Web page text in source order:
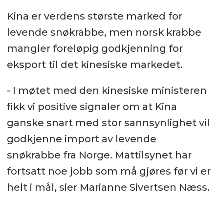
Kina er verdens største marked for
levende snøkrabbe, men norsk krabbe
mangler foreløpig godkjenning for
eksport til det kinesiske markedet.
- I møtet med den kinesiske ministeren
fikk vi positive signaler om at Kina
ganske snart med stor sannsynlighet vil
godkjenne import av levende
snøkrabbe fra Norge. Mattilsynet har
fortsatt noe jobb som må gjøres før vi er
helt i mål, sier Marianne Sivertsen Næss.